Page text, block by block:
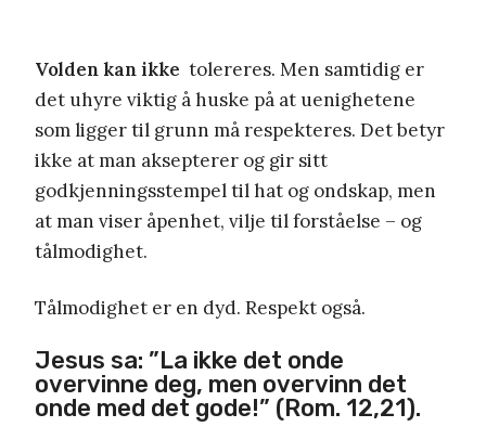
Volden kan ikke tolereres. Men samtidig er
det uhyre viktig å huske på at uenighetene
som ligger til grunn må respekteres. Det betyr
ikke at man aksepterer og gir sitt
godkjenningsstempel til hat og ondskap, men
at man viser åpenhet, vilje til forståelse – og
tålmodighet.
Tålmodighet er en dyd. Respekt også.
Jesus sa: ”La ikke det onde
overvinne deg, men overvinn det
onde med det gode!” (Rom. 12,21).